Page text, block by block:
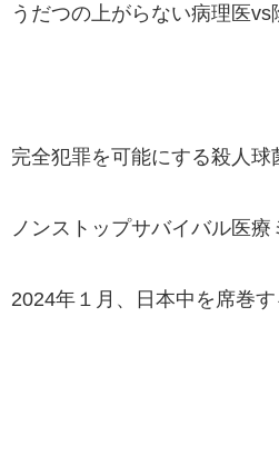
うだつの上がらない病理医
完全犯罪を可能にする殺人球
ノンストップサバイバル医療
2024年１月、日本中を席巻す